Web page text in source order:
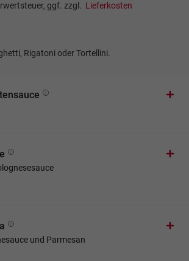
ggf. zzgl. Lieferkosten
Rigatoni oder Tortellini.
und Parmesan